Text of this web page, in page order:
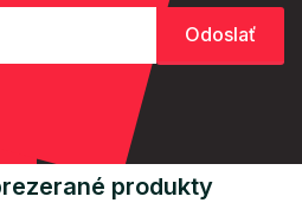
produkty